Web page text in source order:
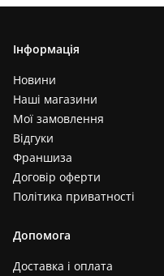
Інформація
Новини
Наші магазини
Мої замовлення
Відгуки
Франшиза
Договір оферти
Політика приватності
Допомога
Доставка і оплата